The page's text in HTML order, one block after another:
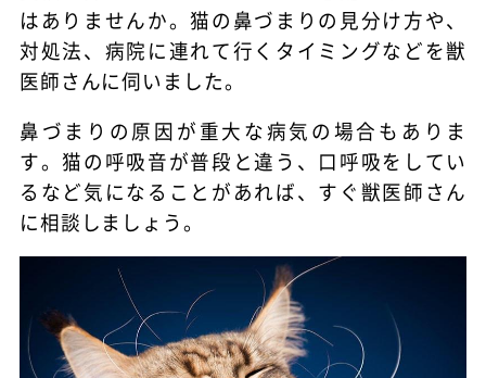
はありませんか。猫の鼻づまりの見分け方や、
対処法、病院に連れて行くタイミングなどを獣
医師さんに伺いました。
鼻づまりの原因が重大な病気の場合もありま
す。猫の呼吸音が普段と違う、口呼吸をしてい
るなど気になることがあれば、すぐ獣医師さん
に相談しましょう。